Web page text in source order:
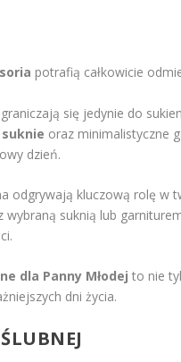
potrafią całkowicie
się jedynie do
oraz minimalistyczne
dzień.
odgrywają kluczową rolę
wybraną suknią lub
dla Panny Młodej to nie
dni życia.